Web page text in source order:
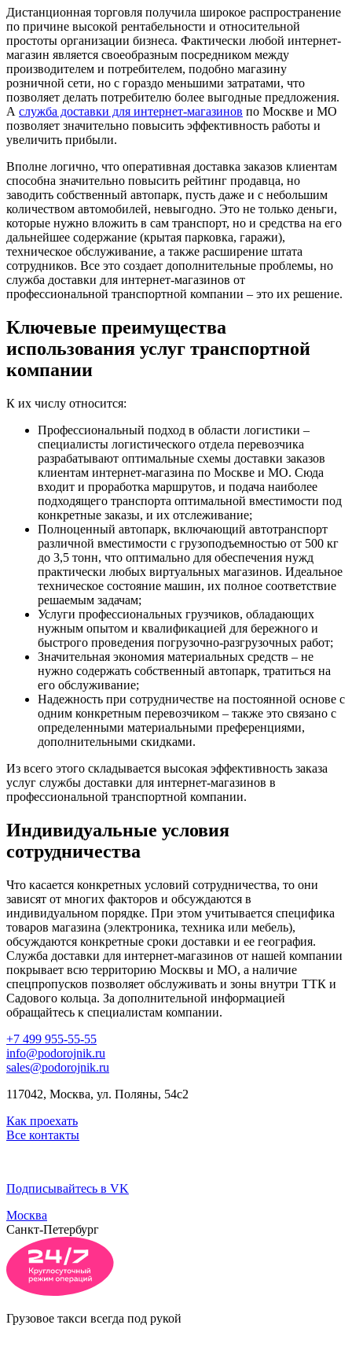
Дистанционная торговля получила широкое распространение
по причине высокой рентабельности и относительной
простоты организации бизнеса. Фактически любой интернет-
магазин является своеобразным посредником между
производителем и потребителем, подобно магазину
розничной сети, но с гораздо меньшими затратами, что
позволяет делать потребителю более выгодные предложения.
А служба доставки для интернет-магазинов по Москве и МО
позволяет значительно повысить эффективность работы и
увеличить прибыли.
Вполне логично, что оперативная доставка заказов клиентам
способна значительно повысить рейтинг продавца, но
заводить собственный автопарк, пусть даже и с небольшим
количеством автомобилей, невыгодно. Это не только деньги,
которые нужно вложить в сам транспорт, но и средства на его
дальнейшее содержание (крытая парковка, гаражи),
техническое обслуживание, а также расширение штата
сотрудников. Все это создает дополнительные проблемы, но
служба доставки для интернет-магазинов от
профессиональной транспортной компании – это их решение.
Ключевые преимущества
использования услуг транспортной
компании
К их числу относится:
Профессиональный подход в области логистики –
специалисты логистического отдела перевозчика
разрабатывают оптимальные схемы доставки заказов
клиентам интернет-магазина по Москве и МО. Сюда
входит и проработка маршрутов, и подача наиболее
подходящего транспорта оптимальной вместимости под
конкретные заказы, и их отслеживание;
Полноценный автопарк, включающий автотранспорт
различной вместимости с грузоподъемностью от 500 кг
до 3,5 тонн, что оптимально для обеспечения нужд
практически любых виртуальных магазинов. Идеальное
техническое состояние машин, их полное соответствие
решаемым задачам;
Услуги профессиональных грузчиков, обладающих
нужным опытом и квалификацией для бережного и
быстрого проведения погрузочно-разгрузочных работ;
Значительная экономия материальных средств – не
нужно содержать собственный автопарк, тратиться на
его обслуживание;
Надежность при сотрудничестве на постоянной основе с
одним конкретным перевозчиком – также это связано с
определенными материальными преференциями,
дополнительными скидками.
Из всего этого складывается высокая эффективность заказа
услуг службы доставки для интернет-магазинов в
профессиональной транспортной компании.
Индивидуальные условия
сотрудничества
Что касается конкретных условий сотрудничества, то они
зависят от многих факторов и обсуждаются в
индивидуальном порядке. При этом учитывается специфика
товаров магазина (электроника, техника или мебель),
обсуждаются конкретные сроки доставки и ее география.
Служба доставки для интернет-магазинов от нашей компании
покрывает всю территорию Москвы и МО, а наличие
спецпропусков позволяет обслуживать и зоны внутри ТТК и
Садового кольца. За дополнительной информацией
обращайтесь к специалистам компании.
+7 499 955-55-55
info@podorojnik.ru
sales@podorojnik.ru
117042, Москва, ул. Поляны, 54с2
Как проехать
Все контакты
Подписывайтесь в VK
Москва
Санкт-Петербург
Грузовое такси всегда под рукой